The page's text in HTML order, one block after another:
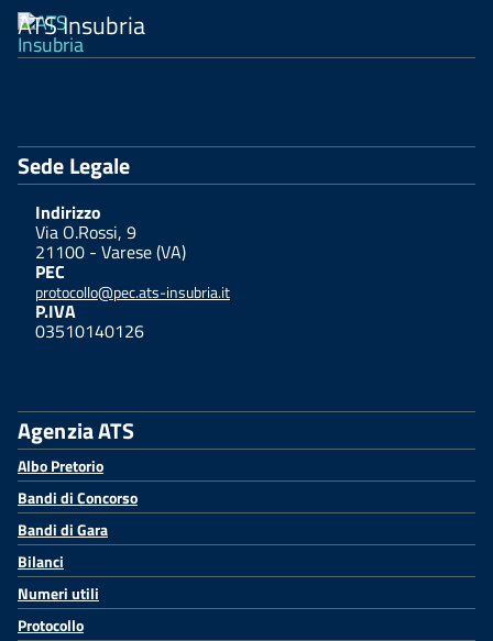
ATS Insubria
Sede Legale
Indirizzo
Via O.Rossi, 9
21100 - Varese (VA)
PEC
protocollo@pec.ats-insubria.it
P.IVA
03510140126
Agenzia ATS
Albo Pretorio
Bandi di Concorso
Bandi di Gara
Bilanci
Numeri utili
Protocollo